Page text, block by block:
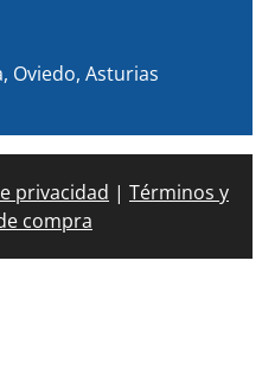
Oviedo, Asturias
privacidad | Términos y
compra